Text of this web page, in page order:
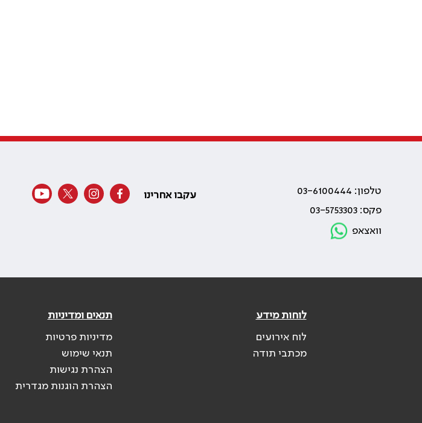
טלפון: 03-6100444
פקס: 03-5753303
וואצאפ
עקבו אחרינו
לוחות מידע
לוח אירועים
מכתבי תודה
תנאים ומדיניות
מדיניות פרטיות
תנאי שימוש
הצהרת נגישות
הצהרת הוגנות מגדרית